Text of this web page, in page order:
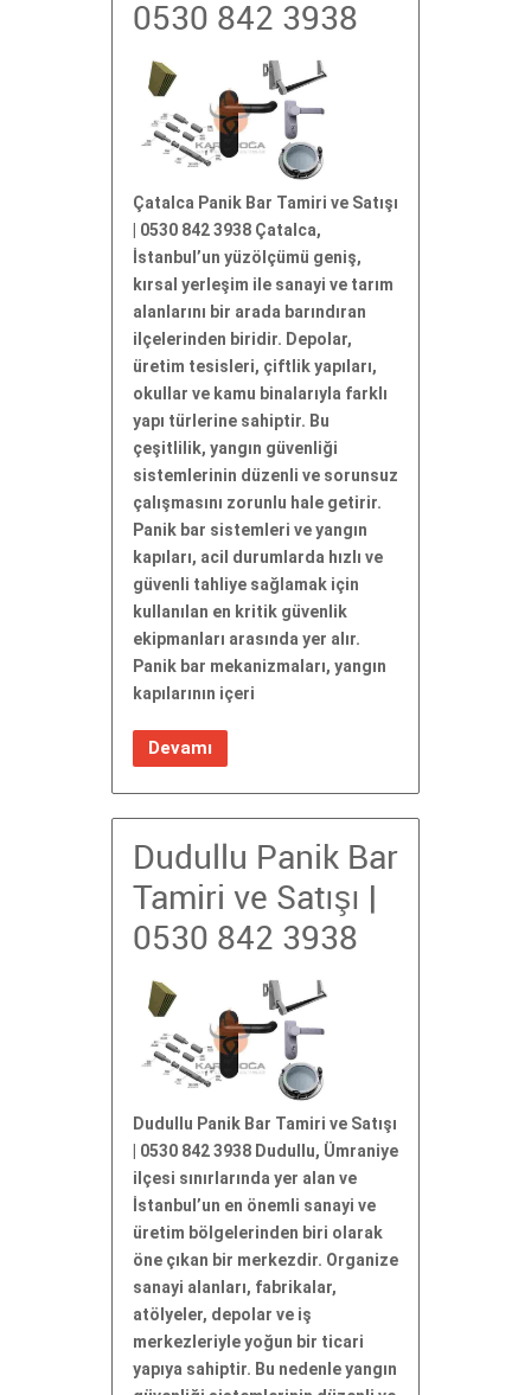
0530 842 3938
Çatalca Panik Bar Tamiri ve Satışı
| 0530 842 3938 Çatalca,
İstanbul’un yüzölçümü geniş,
kırsal yerleşim ile sanayi ve tarım
alanlarını bir arada barındıran
ilçelerinden biridir. Depolar,
üretim tesisleri, çiftlik yapıları,
okullar ve kamu binalarıyla farklı
yapı türlerine sahiptir. Bu
çeşitlilik, yangın güvenliği
sistemlerinin düzenli ve sorunsuz
çalışmasını zorunlu hale getirir.
Panik bar sistemleri ve yangın
kapıları, acil durumlarda hızlı ve
güvenli tahliye sağlamak için
kullanılan en kritik güvenlik
ekipmanları arasında yer alır.
Panik bar mekanizmaları, yangın
kapılarının içeri
Devamı
Dudullu Panik Bar
Tamiri ve Satışı |
0530 842 3938
Dudullu Panik Bar Tamiri ve Satışı
| 0530 842 3938 Dudullu, Ümraniye
ilçesi sınırlarında yer alan ve
İstanbul’un en önemli sanayi ve
üretim bölgelerinden biri olarak
öne çıkan bir merkezdir. Organize
sanayi alanları, fabrikalar,
atölyeler, depolar ve iş
merkezleriyle yoğun bir ticari
yapıya sahiptir. Bu nedenle yangın